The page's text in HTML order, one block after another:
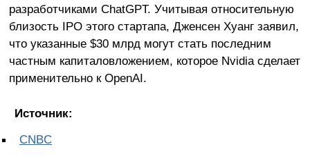
разработчиками ChatGPT. Учитывая относительную
близость IPO этого стартапа, Дженсен Хуанг заявил,
что указанные $30 млрд могут стать последним
частным капиталовложением, которое Nvidia сделает
применительно к OpenAI.
Источник:
CNBC